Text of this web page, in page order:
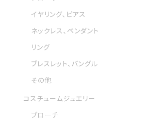
イヤリング、ピアス
ネックレス、ペンダント
リング
ブレスレット、バングル
その他
コスチュームジュエリー
ブローチ